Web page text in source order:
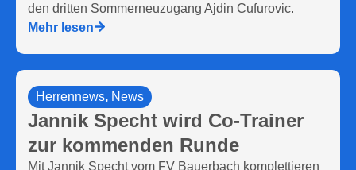
den dritten Sommerneuzugang Ajdin Cufurovic.
Mehr lesen
Herrennews, News
Jannik Specht wird Co-Trainer
zur kommenden Runde
Mit Jannik Specht vom FV Bauerbach komplettieren